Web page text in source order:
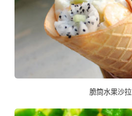
脆筒水果沙拉